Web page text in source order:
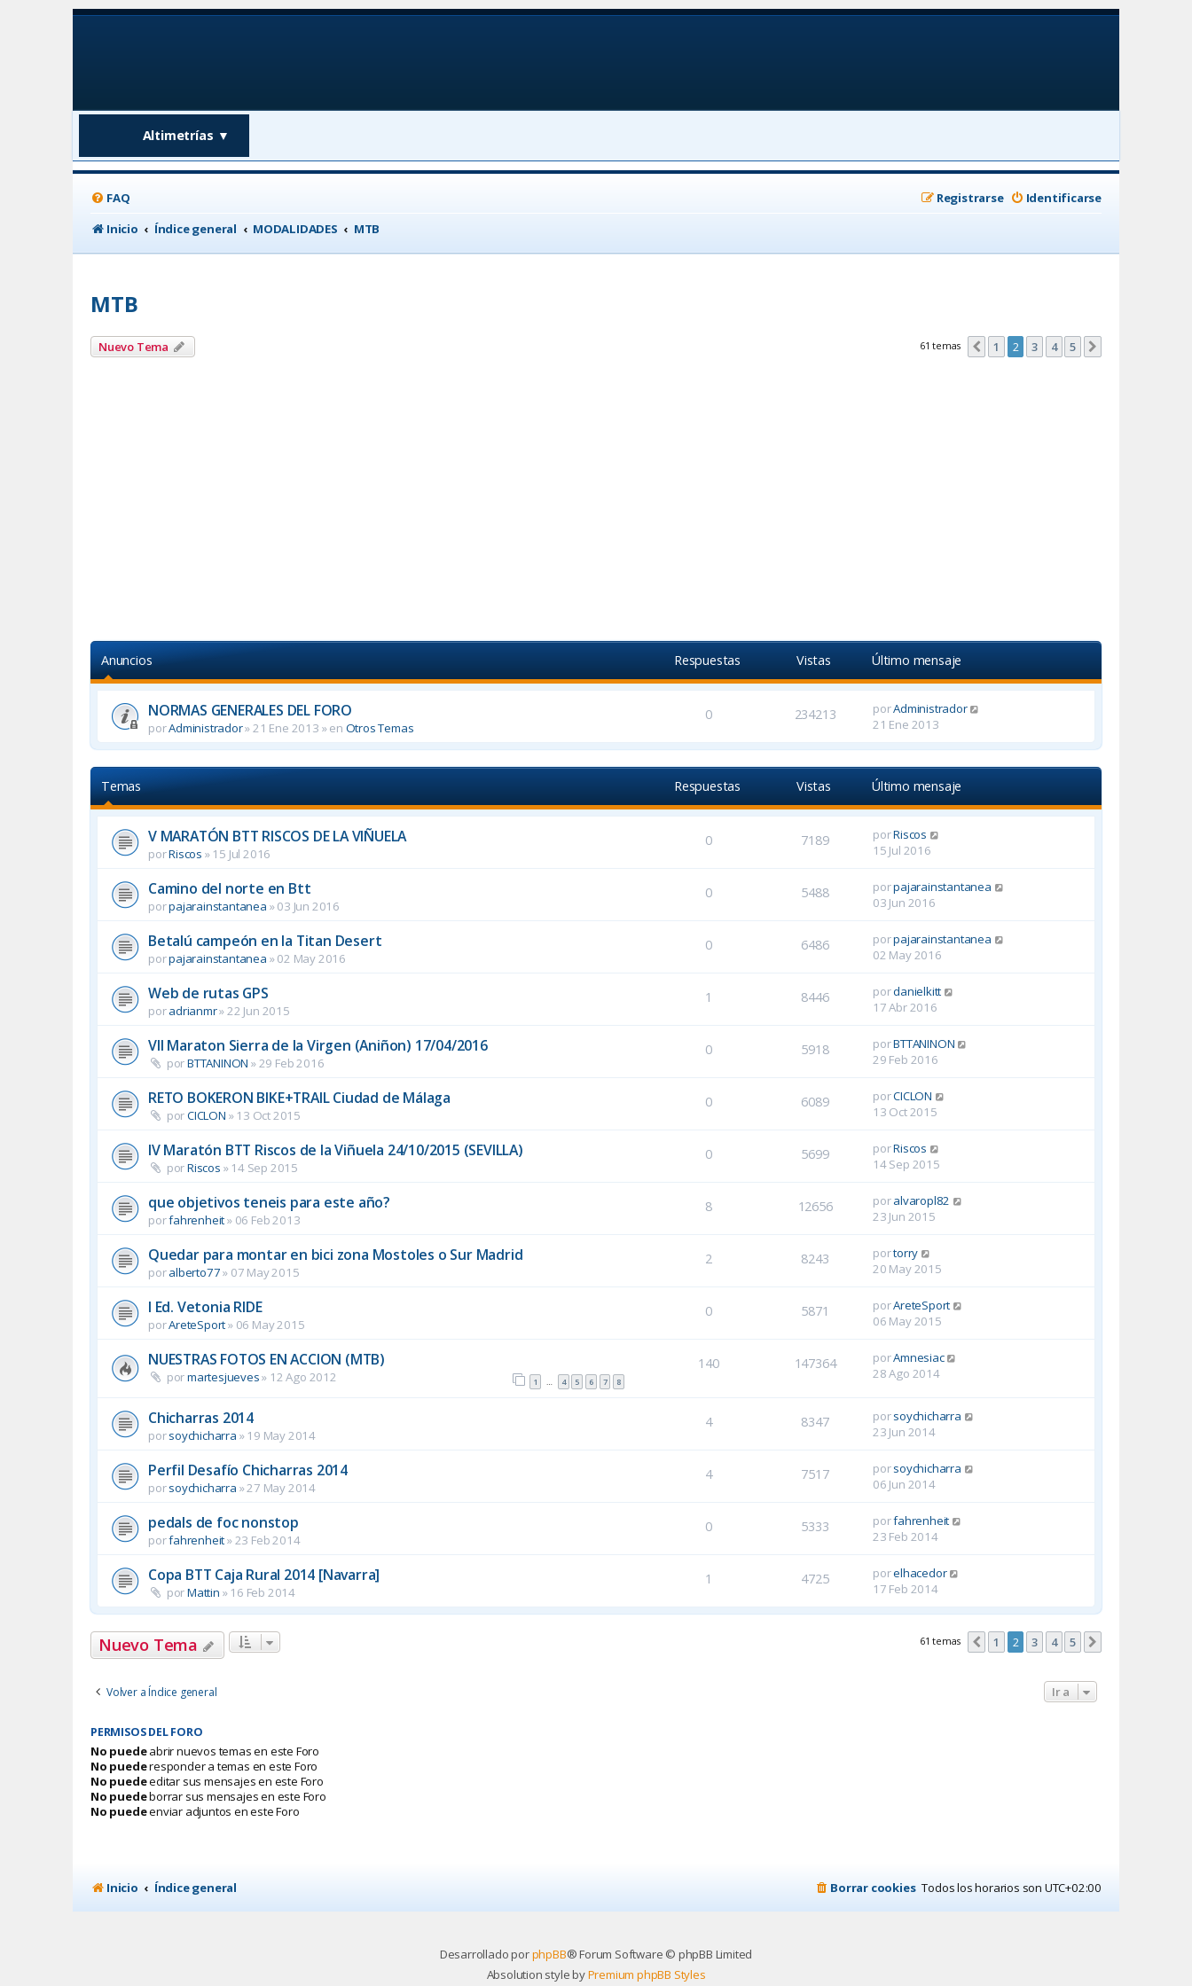
Altimetrías ▼
FAQ Identificarse
Registrarse
Inicio
Índice general MODALIDADES MTB
MTB
Nuevo Tema 61 temas Anterior
1 2 3 4 5
Anuncios Respuestas Vistas Último mensaje
NORMAS GENERALES DEL FORO
porAdministrador»21 Ene 2013 » en Otros Temas
0 234213 porAdministrador
21 Ene 2013
Temas Respuestas Vistas Último mensaje
V MARATÓN BTT RISCOS DE LA VIÑUELA
porRiscos » 15 Jul 2016
0 7189 porRiscos
15 Jul 2016
Camino del norte en Btt
porpajarainstantanea »03 Jun 2016
0 5488 porpajarainstantanea
03 Jun 2016
Betalú campeón en la Titan Desert
porpajarainstantanea »02 May 2016
0 6486 porpajarainstantanea
02 May 2016
Web de rutas GPS
poradrianmr»22 Jun 2015
1 8446 pordanielkitt
17 Abr 2016
VII Maraton Sierra de la Virgen (Aniñon) 17/04/2016
porBTTANINON »29 Feb 2016
0 5918 porBTTANINON
29 Feb 2016
RETO BOKERON BIKE+TRAIL Ciudad de Málaga
porCICLON » 13 Oct 2015
0 6089 porCICLON
13 Oct 2015
IV Maratón BTT Riscos de la Viñuela 24/10/2015 (SEVILLA)
porRiscos » 14 Sep 2015
0 5699 porRiscos
14 Sep 2015
que objetivos teneis para este año?
porfahrenheit» 06 Feb 2013
8 12656 poralvaropl82
23 Jun 2015
Quedar para montar en bici zona Mostoles o Sur Madrid
poralberto77» 07 May 2015
2 8243 portorry
20 May 2015
I Ed. Vetonia RIDE
porAreteSport» 06 May 2015
0 5871 porAreteSport
06 May 2015
NUESTRAS FOTOS EN ACCION (MTB)
pormartesjueves» 12 Ago 2012 1 … 4 5 6 7 8
140 147364 porAmnesiac
28 Ago 2014
Chicharras 2014
porsoychicharra » 19 May 2014
4 8347 porsoychicharra
23 Jun 2014
Perfil Desafío Chicharras 2014
porsoychicharra »27 May 2014
4 7517 porsoychicharra
06 Jun 2014
pedals de foc nonstop
porfahrenheit»23 Feb 2014
0 5333 porfahrenheit
23 Feb 2014
Copa BTT Caja Rural 2014 [Navarra]
porMattin » 16 Feb 2014
1 4725 porelhacedor
17 Feb 2014
Nuevo Tema 61 temas Anterior
1 2 3 4 5
Volver a Índice general Ir a
PERMISOS DEL FORO
No puedeabrir nuevos temas en este Foro
No puederesponder a temas en este Foro
No puedeeditar sus mensajes en este Foro
No puedeborrar sus mensajes en este Foro
No puedeenviar adjuntos en este Foro
Inicio Índice general Todos los horarios son UTC+02:00
Borrar cookies
Desarrollado porphpBB® Forum Software © phpBB Limited
Absolution style byPremium phpBB Styles